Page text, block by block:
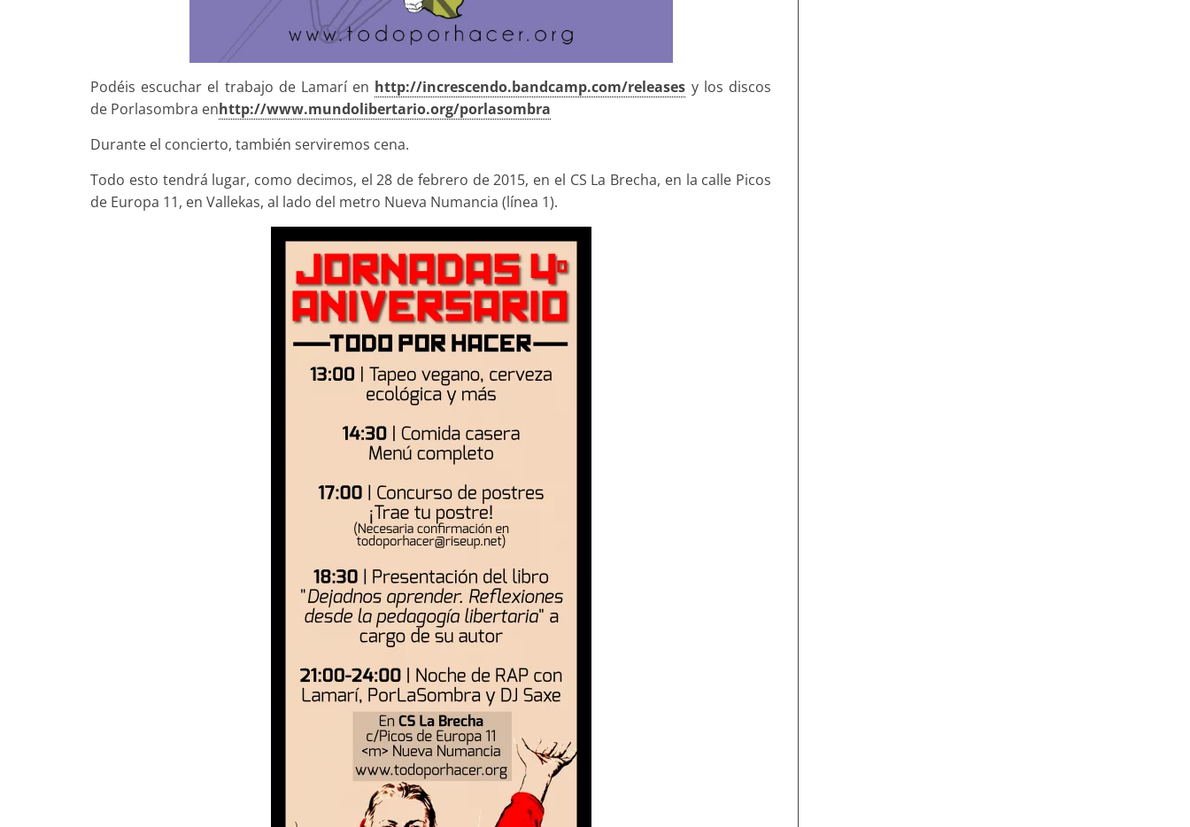
Podéis escuchar el trabajo de Lamarí en http://increscendo.bandcamp.com/releases y los discos
de Porlasombra enhttp://www.mundolibertario.org/porlasombra
Durante el concierto, también serviremos cena.
Todo esto tendrá lugar, como decimos, el 28 de febrero de 2015, en el CS La Brecha, en la calle Picos
de Europa 11, en Vallekas, al lado del metro Nueva Numancia (línea 1).